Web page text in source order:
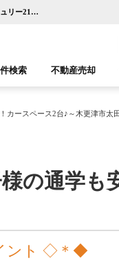
◇小・中学校徒歩10分圏内♪お子様の通学も安心！カースペース2台♪～木更津市太田～【更新】 | 千葉市の不動産ならセンチュリー21千葉リアルティー
検索
木更津エリア
不動産売却
カースペース2台♪～木更津市太
の通学も
ント ◇＊◆